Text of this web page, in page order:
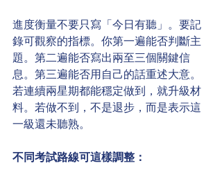
進度衡量不要只寫「今日有聽」。要記
錄可觀察的指標。你第一遍能否判斷主
題。第二遍能否寫出兩至三個關鍵信
息。第三遍能否用自己的話重述大意。
若連續兩星期都能穩定做到，就升級材
料。若做不到，不是退步，而是表示這
一級還未聽熟。
不同考試路線可這樣調整：